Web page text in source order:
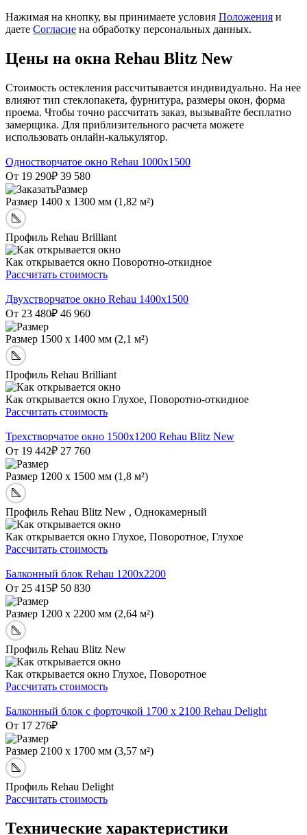
Нажимая на кнопку, вы принимаете условия Положения и
даете Согласие на обработку персональных данных.
Цены на окна Rehau Blitz New
Стоимость остекления рассчитывается индивидуально. На нее
влияют тип стеклопакета, фурнитура, размеры окон, форма
проема. Чтобы точно рассчитать заказ, вызывайте бесплатно
замерщика. Для приблизительного расчета можете
использовать онлайн-калькулятор.
Одностворчатое окно Rehau 1000х1500
От 19 290₽ 39 580
Размер 1400 х 1300 мм (1,82 м²)
Профиль Rehau Brilliant
Как открывается окно Поворотно-откидное
Рассчитать стоимость
Двухстворчатое окно Rehau 1400x1500
От 23 480₽ 46 960
Размер 1500 х 1400 мм (2,1 м²)
Профиль Rehau Brilliant
Как открывается окно Глухое, Поворотно-откидное
Рассчитать стоимость
Трехстворчатое окно 1500х1200 Rehau Blitz New
От 19 442₽ 27 760
Размер 1200 х 1500 мм (1,8 м²)
Профиль Rehau Blitz New , Однокамерный
Как открывается окно Глухое, Поворотное, Глухое
Рассчитать стоимость
Балконный блок Rehau 1200х2200
От 25 415₽ 50 830
Размер 1200 х 2200 мм (2,64 м²)
Профиль Rehau Blitz New
Как открывается окно Глухое, Поворотное
Рассчитать стоимость
Балконный блок с форточкой 1700 x 2100 Rehau Delight
От 17 276₽
Размер 2100 х 1700 мм (3,57 м²)
Профиль Rehau Delight
Рассчитать стоимость
Технические характеристики